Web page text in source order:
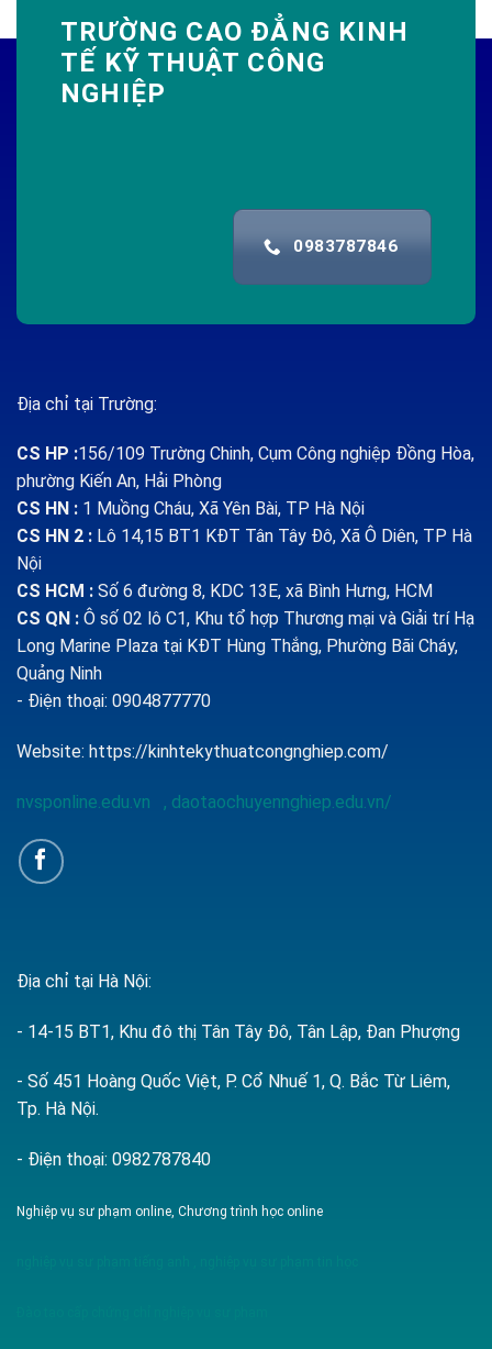
TRƯỜNG CAO ĐẲNG KINH
TẾ KỸ THUẬT CÔNG
NGHIỆP
0983787846
Địa chỉ tại Trường:
CS HP :156/109 Trường Chinh, Cụm Công nghiệp Đồng Hòa,
phường Kiến An, Hải Phòng
CS HN : 1 Muồng Cháu, Xã Yên Bài, TP Hà Nội
CS HN 2 : Lô 14,15 BT1 KĐT Tân Tây Đô, Xã Ô Diên, TP Hà
Nội
CS HCM : Số 6 đường 8, KDC 13E, xã Bình Hưng, HCM
CS QN : Ô số 02 lô C1, Khu tổ hợp Thương mại và Giải trí Hạ
Long Marine Plaza tại KĐT Hùng Thắng, Phường Bãi Cháy,
Quảng Ninh
- Điện thoại: 0904877770
Website: https://kinhtekythuatcongnghiep.com/
nvsponline.edu.vn , daotaochuyennghiep.edu.vn/
Địa chỉ tại Hà Nội:
- 14-15 BT1, Khu đô thị Tân Tây Đô, Tân Lập, Đan Phượng
- Số 451 Hoàng Quốc Việt, P. Cổ Nhuế 1, Q. Bắc Từ Liêm,
Tp. Hà Nội.
- Điện thoại: 0982787840
Nghiệp vụ sư phạm online, Chương trình học online